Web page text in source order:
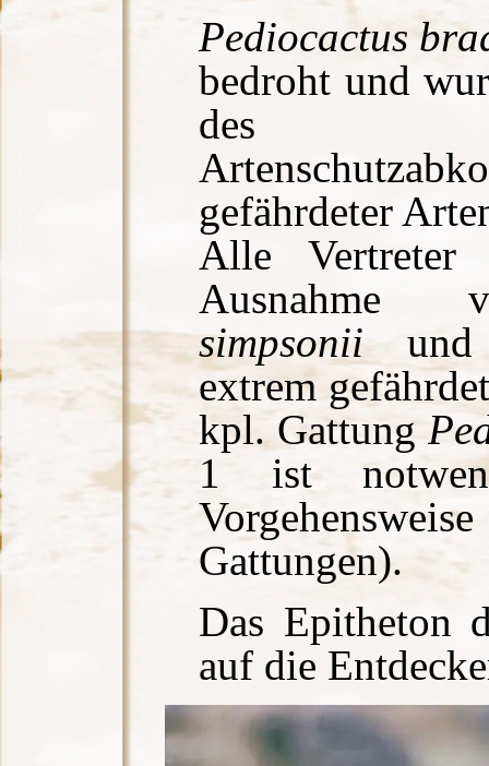
Pediocactus
bedroht und
des
gefährdeter
Alle
simpsoniiund
extrem
kpl. Gattung
1 ist
Gattungen).
Das Epitheton
auf die